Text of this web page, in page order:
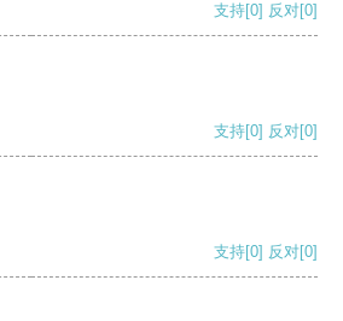
支持[0] 反对[0]
支持[0] 反对[0]
支持[0] 反对[0]